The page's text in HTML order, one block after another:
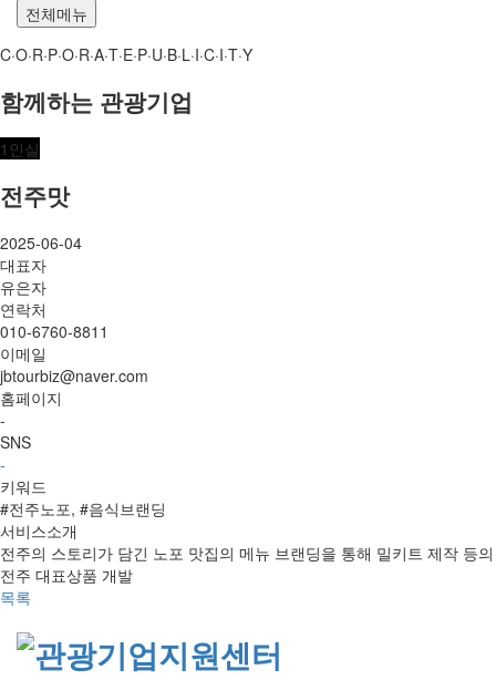
전체메뉴
C·O·R·P·O·R·A·T·E·P·U·B·L·I·C·I·T·Y
함께하는 관광기업
1인실
전주맛
2025-06-04
대표자
유은자
연락처
010-6760-8811
이메일
jbtourbiz@naver.com
홈페이지
-
SNS
-
키워드
#전주노포, #음식브랜딩
서비스소개
전주의 스토리가 담긴 노포 맛집의 메뉴 브랜딩을 통해 밀키트 제작 등의
전주 대표상품 개발
목록